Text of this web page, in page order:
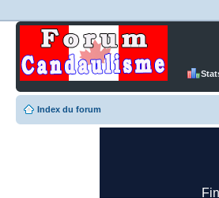
Index du forum